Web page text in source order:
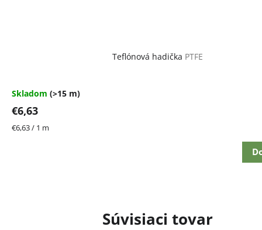
Súvisiaci tovar
Teflónová hadička PTFE
Skladom (>15 m)
€6,63
Jednotková
€6,63 / 1 m